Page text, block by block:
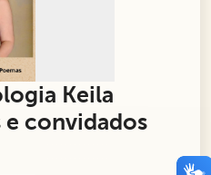
Keila
e convidados